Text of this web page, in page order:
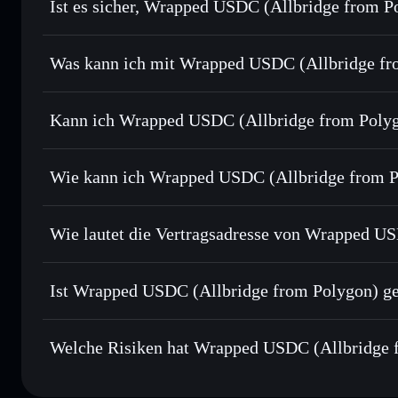
Ist es sicher, Wrapped USDC (Allbridge from
Wrapped USDC (Allbridge from Polygon)
Was kann ich mit Wrapped USDC (Allbridge
Wrapped USDC (Allbridge from Polygon)
Sofort tauschen– handle APUSDC gegen SOL, USDC
Durchschnittskosteneffekt nutzen – Schritt für Schritt
Privat senden– übertrage APUSDC, ohne Wallets
Privacy Aggregators
kontrollierst
Kann ich Wrapped USDC (Allbridge from
Privacy
Polygon)
Wie kann ich Wrapped USDC (Allbridge from
Wrapped USDC (Allbridge from
Wallet
Solflare
Wie lautet die Vertragsadresse von Wrapped
Wrapped USDC
eqKJTf1Do4MDPyKisMYqVaUFpkEFAs3riGF3ceDH2Ca
Wallet
APUSDC
Ist Wrapped USDC (Allbridge from Polygon)
Wrapped USDC (Allbridge from Polygon)
Welche Risiken hat Wrapped USDC (Allbridge